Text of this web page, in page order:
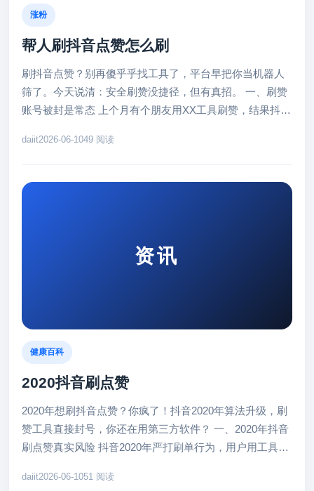
涨粉
帮人刷抖音点赞怎么刷
刷抖音点赞？别再傻乎乎找工具了，平台早把你当机器人
筛了。今天说清：安全刷赞没捷径，但有真招。 一、刷赞
账号被封是常态 上个月有个朋友用XX工具刷赞，结果抖音
daiit2026-06-1049 阅读
资讯
健康百科
2020抖音刷点赞
2020年想刷抖音点赞？你疯了！抖音2020年算法升级，刷
赞工具直接封号，你还在用第三方软件？ 一、2020年抖音
刷点赞真实风险 抖音2020年严打刷单行为，用户用工具刷
daiit2026-06-1051 阅读